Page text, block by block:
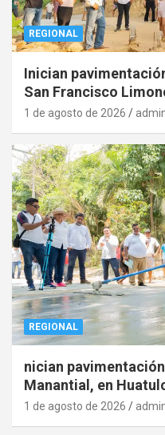
REGIONAL
Inician
San Francisco
1 de agosto de 2026
REGIONAL
nician
Manantial, en
1 de agosto de 2026